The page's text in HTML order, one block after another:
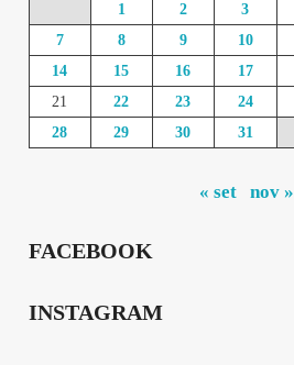
1 2 3
7
8 9 10
14
15 16 17
21
22 23 24
28
29 30 31
« set nov »
FACEBOOK
INSTAGRAM